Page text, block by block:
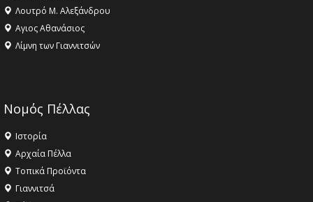
Λουτρό Μ. Αλεξάνδρου
Αγιος Αθανάσιος
Λίμνη των Γιαννιτσών
Νομός Πέλλας
Ιστορία
Αρχαία Πέλλα
Τοπικά Προϊόντα
Γιαννιτσά